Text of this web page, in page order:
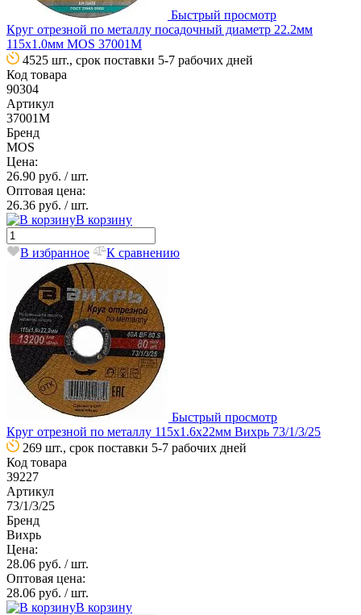
Быстрый просмотр
Круг отрезной по металлу посадочный диаметр 22.2мм
115х1.0мм MOS 37001М
4525 шт., срок поставки 5-7 рабочих дней
Код товара
90304
Артикул
37001М
Бренд
MOS
Цена:
26.90 руб. / шт.
Оптовая цена:
26.36 руб. / шт.
В корзину
В избранное К сравнению
Быстрый просмотр
Круг отрезной по металлу 115х1.6х22мм Вихрь 73/1/3/25
269 шт., срок поставки 5-7 рабочих дней
Код товара
39227
Артикул
73/1/3/25
Бренд
Вихрь
Цена:
28.06 руб. / шт.
Оптовая цена:
28.06 руб. / шт.
В корзину